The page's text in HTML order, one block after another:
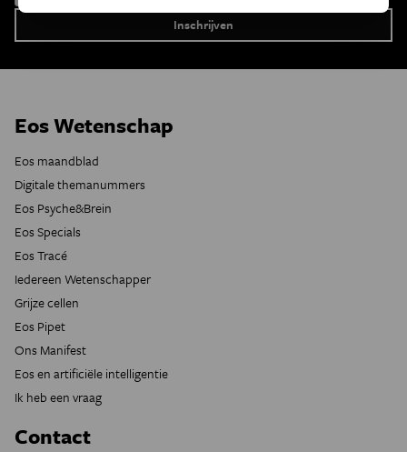
Eos Wetenschap
Eos maandblad
Digitale themanummers
Eos Psyche&Brein
Eos Specials
Eos Tracé
Iedereen Wetenschapper
Grijze cellen
Eos Pipet
Ons Manifest
Eos en artificiële intelligentie
Ik heb een vraag
Contact